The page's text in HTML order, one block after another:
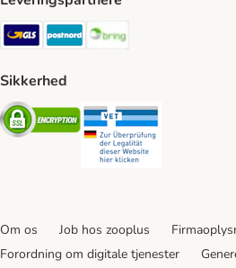
GLS Shipping Method
Postnord Shipping Method
Sikkerhed
Security
Om os Job hos zooplus
Forordning om digitale tjenester